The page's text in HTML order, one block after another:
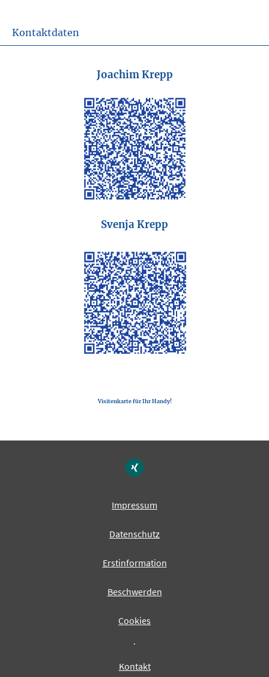
Kontaktdaten
Joachim Krepp
Svenja Krepp
Visitenkarte für Ihr Handy!
Impressum
Datenschutz
Erstinformation
Beschwerden
Cookies
·
Kontakt